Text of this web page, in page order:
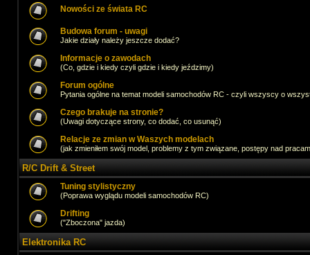
Nowości ze świata RC
Budowa forum - uwagi
Jakie działy należy jeszcze dodać?
Informacje o zawodach
(Co, gdzie i kiedy czyli gdzie i kiedy jeździmy)
Forum ogólne
Pytania ogólne na temat modeli samochodów RC - czyli wszyscy o
Czego brakuje na stronie?
(Uwagi dotyczące strony, co dodać, co usunąć)
Relacje ze zmian w Waszych modelach
(jak zmieniłem swój model, problemy z tym związane, postępy nad
R/C Drift & Street
Tuning stylistyczny
(Poprawa wyglądu modeli samochodów RC)
Drifting
("Zboczona" jazda)
Elektronika RC